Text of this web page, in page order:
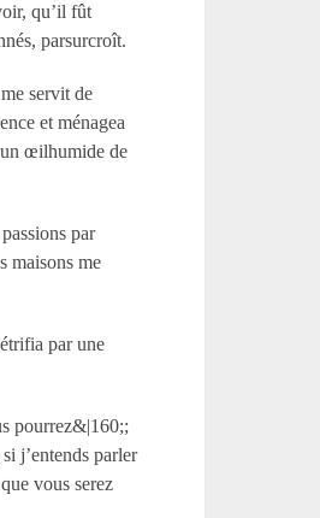
qu’il fût
parsurcroît.
servit de
et ménagea
œilhumide de
par
maisons me
par une
pourrez&|160;;
j’entends parler
vous serez